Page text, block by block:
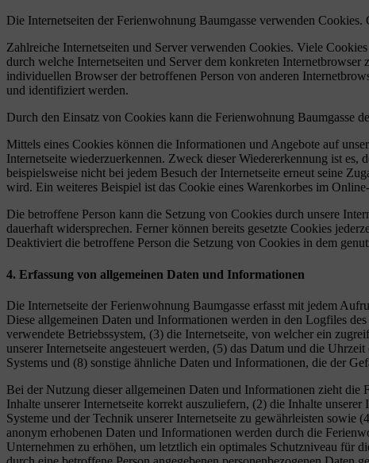
Die Internetseiten der Ferienwohnung Baumgasse verwenden
Zahlreiche Internetseiten und Server verwenden Cookies. Viele
durch welche Internetseiten und Server dem konkreten
individuellen Browser der betroffenen Person von anderen
und identifiziert werden.
Durch den Einsatz von Cookies kann die Ferienwohnung Baumgasse
Mittels eines Cookies können die Informationen und Angebote auf
Internetseite wiederzuerkennen. Zweck dieser Wiedererkennung ist
beispielsweise nicht bei jedem Besuch der Internetseite erneut seine
wird. Ein weiteres Beispiel ist das Cookie eines Warenkorbes im
Die betroffene Person kann die Setzung von Cookies durch unsere
dauerhaft widersprechen. Ferner können bereits gesetzte Cookies
Deaktiviert die betroffene Person die Setzung von Cookies in dem
4. Erfassung von allgemeinen Daten und Informationen
Die Internetseite der Ferienwohnung Baumgasse erfasst mit jedem
Diese allgemeinen Daten und Informationen werden in den Logfiles
verwendete Betriebssystem, (3) die Internetseite, von welcher ein
unserer Internetseite angesteuert werden, (5) das Datum und die
Systems und (8) sonstige ähnliche Daten und Informationen, die der
Bei der Nutzung dieser allgemeinen Daten und Informationen zieht
Inhalte unserer Internetseite korrekt auszuliefern, (2) die Inhalte
Systeme und der Technik unserer Internetseite zu gewährleisten
anonym erhobenen Daten und Informationen werden durch die
Unternehmen zu erhöhen, um letztlich ein optimales Schutzniveau für